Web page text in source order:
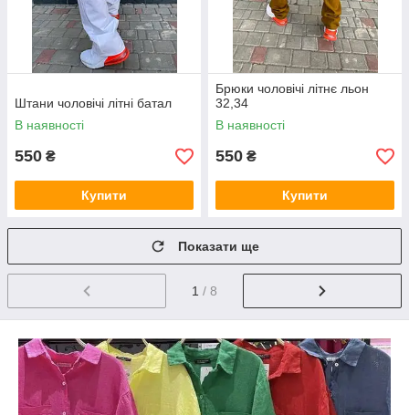
Штани чоловічі літні батал
В наявності
550 ₴
Купити
Брюки чоловічі літнє льон
32,34
В наявності
550 ₴
Купити
Показати ще
1 / 8